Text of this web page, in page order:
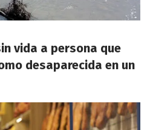
vida a persona que
desaparecida en un